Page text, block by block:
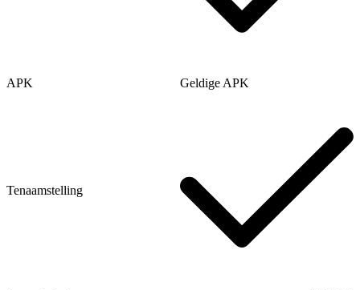
APK Geldige APK
Tenaamstelling